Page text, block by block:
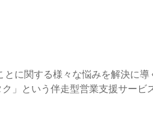
に関する様々な悩みを解決に導
」という伴走型営業支援サービ